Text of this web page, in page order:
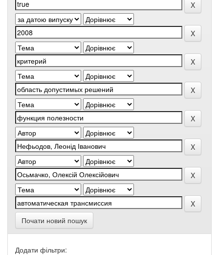
Почати новий пошук
Додати фільтри: